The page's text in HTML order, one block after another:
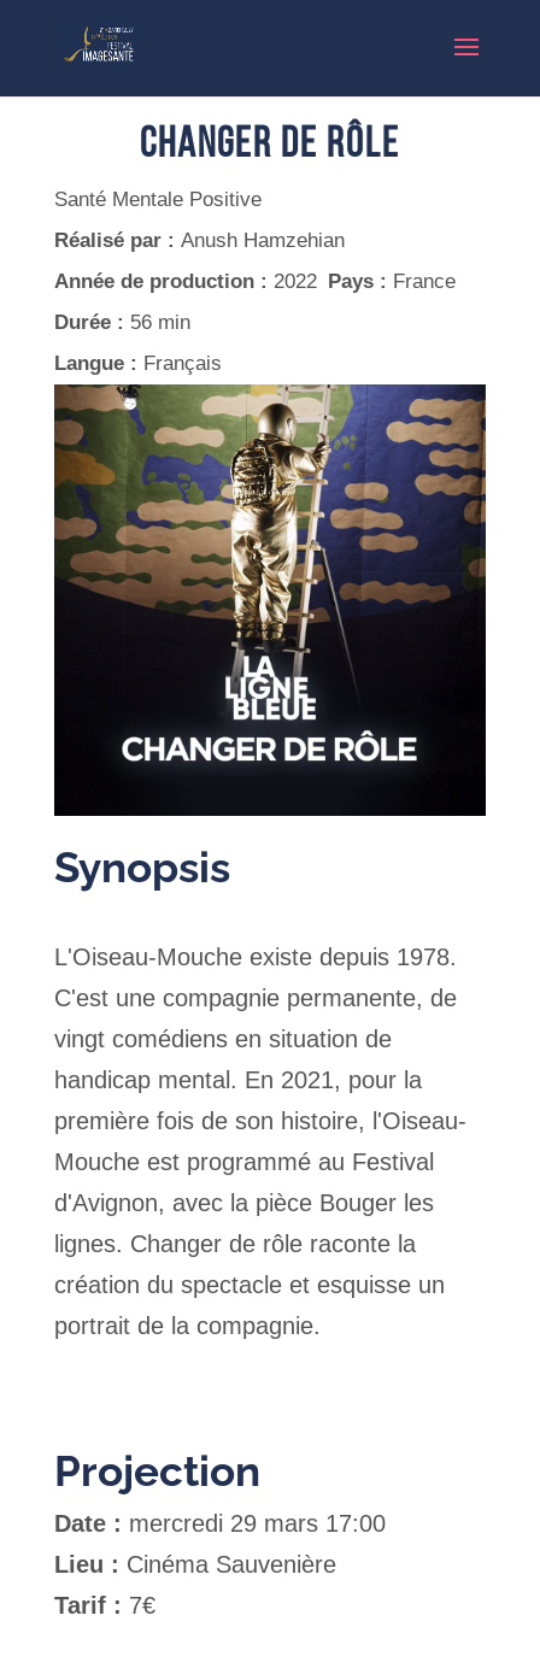
Changer de Rôle
Santé Mentale Positive
Réalisé par : Anush Hamzehian
Année de production : 2022 Pays : France
Durée : 56 min
Langue : Français
Synopsis
L'Oiseau-Mouche existe depuis 1978.
C'est une compagnie permanente, de
vingt comédiens en situation de
handicap mental. En 2021, pour la
première fois de son histoire, l'Oiseau-
Mouche est programmé au Festival
d'Avignon, avec la pièce Bouger les
lignes. Changer de rôle raconte la
création du spectacle et esquisse un
portrait de la compagnie.
Projection
Date : mercredi 29 mars 17:00
Lieu : Cinéma Sauvenière
Tarif : 7€